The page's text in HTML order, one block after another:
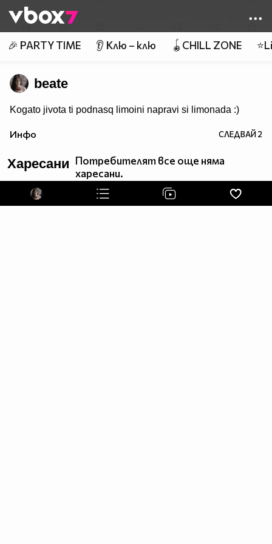
👾
🎉 PARTY TIME 👂 Клю – клю 🪀CHILL ZONE
beate
Kogato jivota ti podnasq limoini napravi si limonada :)
Инфо СЛЕДВАЙ2
Харесани Потребителят все още няма
харесани.